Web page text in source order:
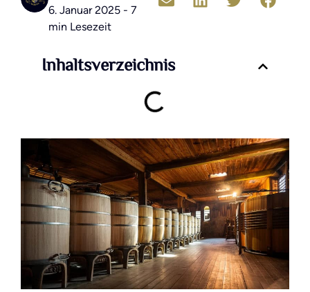
6. Januar 2025 - 7
min Lesezeit
Inhaltsverzeichnis